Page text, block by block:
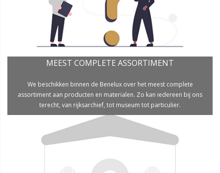
MEEST COMPLETE ASSORTIMENT
We beschikken binnen de Benelux over het meest complete
assortiment aan producten en materialen. Zo kan iedereen bij ons
terecht, van rijksarchief, tot museum tot particulier.